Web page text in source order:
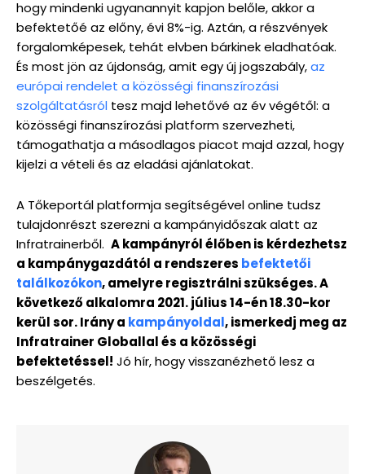
hogy mindenki ugyanannyit kapjon belőle, akkor a
befektetőé az előny, évi 8%-ig. Aztán, a részvények
forgalomképesek, tehát elvben bárkinek eladhatóak.
És most jön az újdonság, amit egy új jogszabály,az
európai rendelet a közösségi finanszírozási
szolgáltatásról tesz majd lehetővé az év végétől: a
közösségi finanszírozási platform szervezheti,
támogathatja a másodlagos piacot majd azzal, hogy
kijelzi a vételi és az eladási ajánlatokat.
A Tőkeportál platformja segítségével online tudsz
tulajdonrészt szerezni a kampányidőszak alatt az
Infratrainerből. A kampányról élőben is kérdezhetsz
a kampánygazdától a rendszeres befektetői
találkozókon, amelyre regisztrálni szükséges. A
következő alkalomra 2021. július 14-én 18.30-kor
kerül sor. Irány a kampányoldal, ismerkedj meg az
Infratrainer Globallal és a közösségi
befektetéssel! Jó hír, hogy visszanézhető lesz a
beszélgetés.